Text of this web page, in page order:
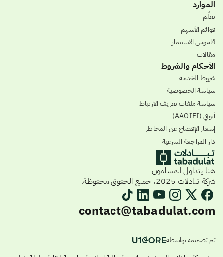
الموارد
تعلّم
قوائم الأسهم
قاموس الاستثمار
مقالات
الأحكام والشروط
شروط الخدمة
سياسة الخصوصية
سياسة ملفات تعريف الارتباط
أيوفي (AAOIFI)
إشعار الإفصاح عن المخاطر
دار المراجعة الشرعية
هنا يتداول المسلمون
شركة تبادلات 2025، جميع الحقوق محفوظة.
contact@tabadulat.com
تم تصميمه بواسطة